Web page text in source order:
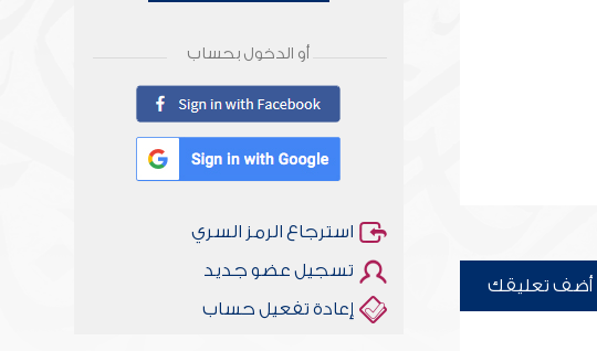
أضف تعليقك
أو الدخول بحساب
استرجاع الرمز السري
تسجيل عضو جديد
إعادة تفعيل حساب